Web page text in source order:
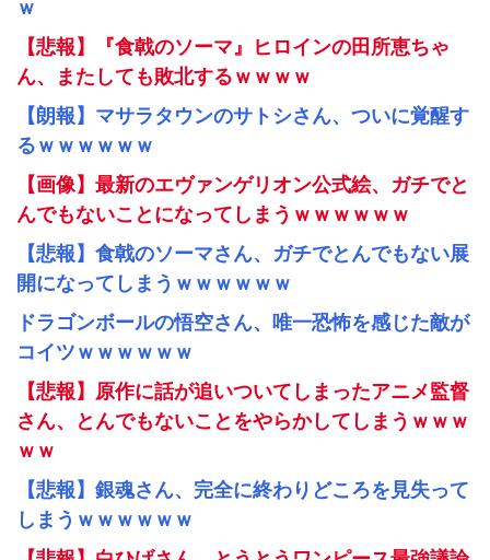
ｗ
【悲報】『食戟のソーマ』ヒロインの田所恵ちゃ
ん、またしても敗北するｗｗｗｗ
【朗報】マサラタウンのサトシさん、ついに覚醒す
るｗｗｗｗｗｗ
【画像】最新のエヴァンゲリオン公式絵、ガチでと
んでもないことになってしまうｗｗｗｗｗｗ
【悲報】食戟のソーマさん、ガチでとんでもない展
開になってしまうｗｗｗｗｗｗ
ドラゴンボールの悟空さん、唯一恐怖を感じた敵が
コイツｗｗｗｗｗｗ
【悲報】原作に話が追いついてしまったアニメ監督
さん、とんでもないことをやらかしてしまうｗｗｗ
ｗｗ
【悲報】銀魂さん、完全に終わりどころを見失って
しまうｗｗｗｗｗｗ